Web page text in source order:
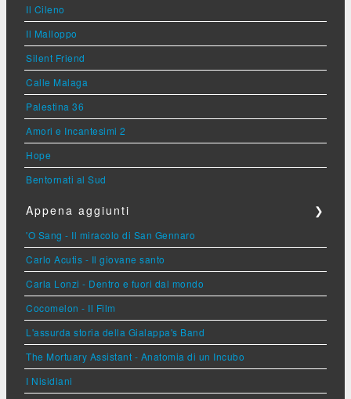
Il Cileno
Il Malloppo
Silent Friend
Calle Malaga
Palestina 36
Amori e Incantesimi 2
Hope
Bentornati al Sud
Appena aggiunti ❯
'O Sang - Il miracolo di San Gennaro
Carlo Acutis - Il giovane santo
Carla Lonzi - Dentro e fuori dal mondo
Cocomelon - Il Film
L'assurda storia della Gialappa's Band
The Mortuary Assistant - Anatomia di un Incubo
I Nisidiani